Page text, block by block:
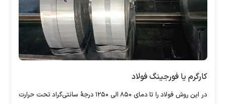
کارگرم یا فورجینگ فولاد
در این روش فولاد را تا دمای ۸۵۰ الی ۱۲۵۰ درجۀ سانتی‌گراد تحت حرارت